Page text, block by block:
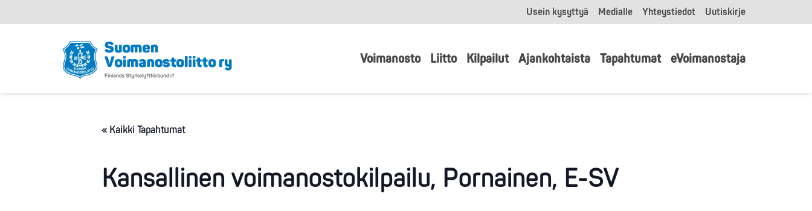
Usein kysyttyä Medialle Yhteystiedot Uutiskirje
Voimanosto Liitto Kilpailut Ajankohtaista Tapahtumat eVoimanostaja
« Kaikki Tapahtumat
Kansallinen voimanostokilpailu, Pornainen, E-SV